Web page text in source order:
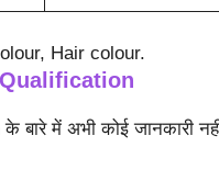
Hair colour.
में अभी कोई जानकारी